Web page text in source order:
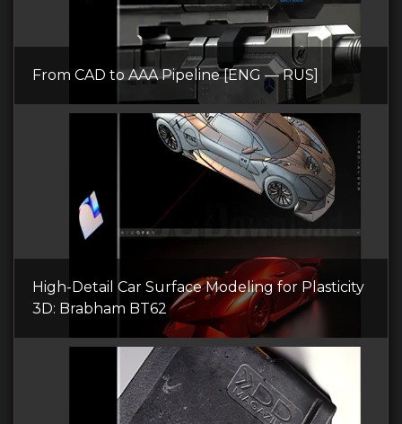
From CAD to AAA Pipeline [ENG — RUS]
High-Detail Car Surface Modeling for Plasticity
3D: Brabham BT62